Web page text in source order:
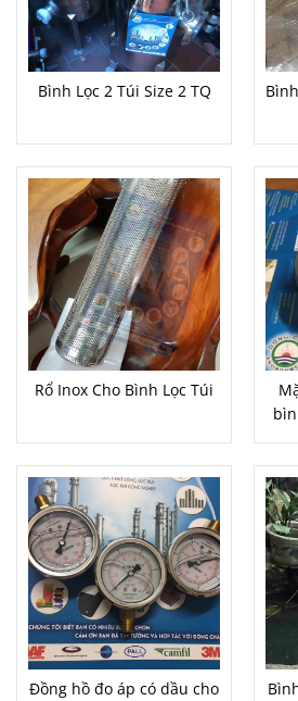
Bình Lọc 2 Túi Size 2 TQ
Rổ Inox Cho Bình Lọc Túi
Đồng hồ đo áp có dầu cho